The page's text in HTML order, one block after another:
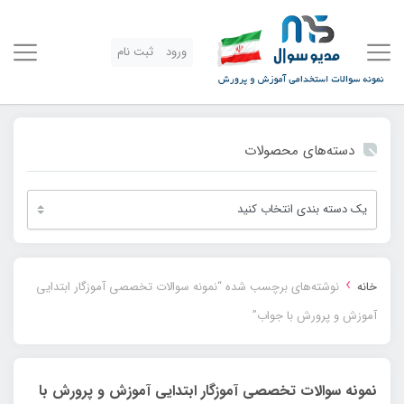
ورود ثبت نام
دسته‌های محصولات
خانه › نوشته‌های برچسب شده “نمونه سوالات تخصصی آموزگار ابتدایی
آموزش و پرورش با جواب”
نمونه سوالات تخصصی آموزگار ابتدایی آموزش و پرورش با